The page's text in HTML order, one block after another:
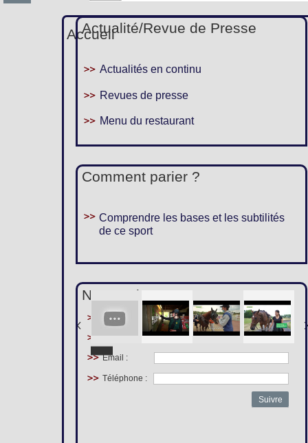
Accueil
Actualité/Revue de Presse
Actualités en continu
Revues de presse
Menu du restaurant
Comment parier ?
Comprendre les bases et les subtilités
de ce sport
Nous suivre :
Prénom :
Nom :
Email :
Téléphone :
Suivre